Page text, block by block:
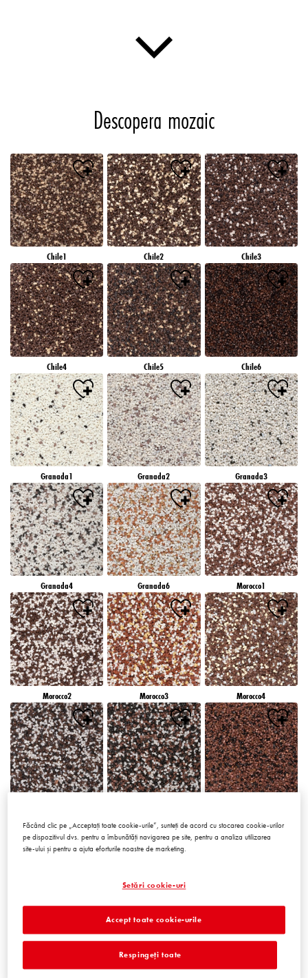
Descopera mozaic
Chile1 Chile2 Chile3
Chile4 Chile5 Chile6
Granada1 Granada2 Granada3
Granada4 Granada6 Morocco1
Morocco2 Morocco3 Morocco4
Peru3
Făcând clic pe „Acceptați toate cookie-urile”, sunteți de acord cu stocarea cookie-urilor
pe dispozitivul dvs. pentru a îmbunătăți navigarea pe site, pentru a analiza utilizarea
site-ului și pentru a ajuta eforturile noastre de marketing.
Setări cookie-uri
Respingeți toate
Accept toate cookie-urile